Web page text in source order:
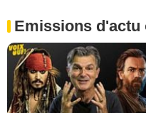
Emissions d'actu